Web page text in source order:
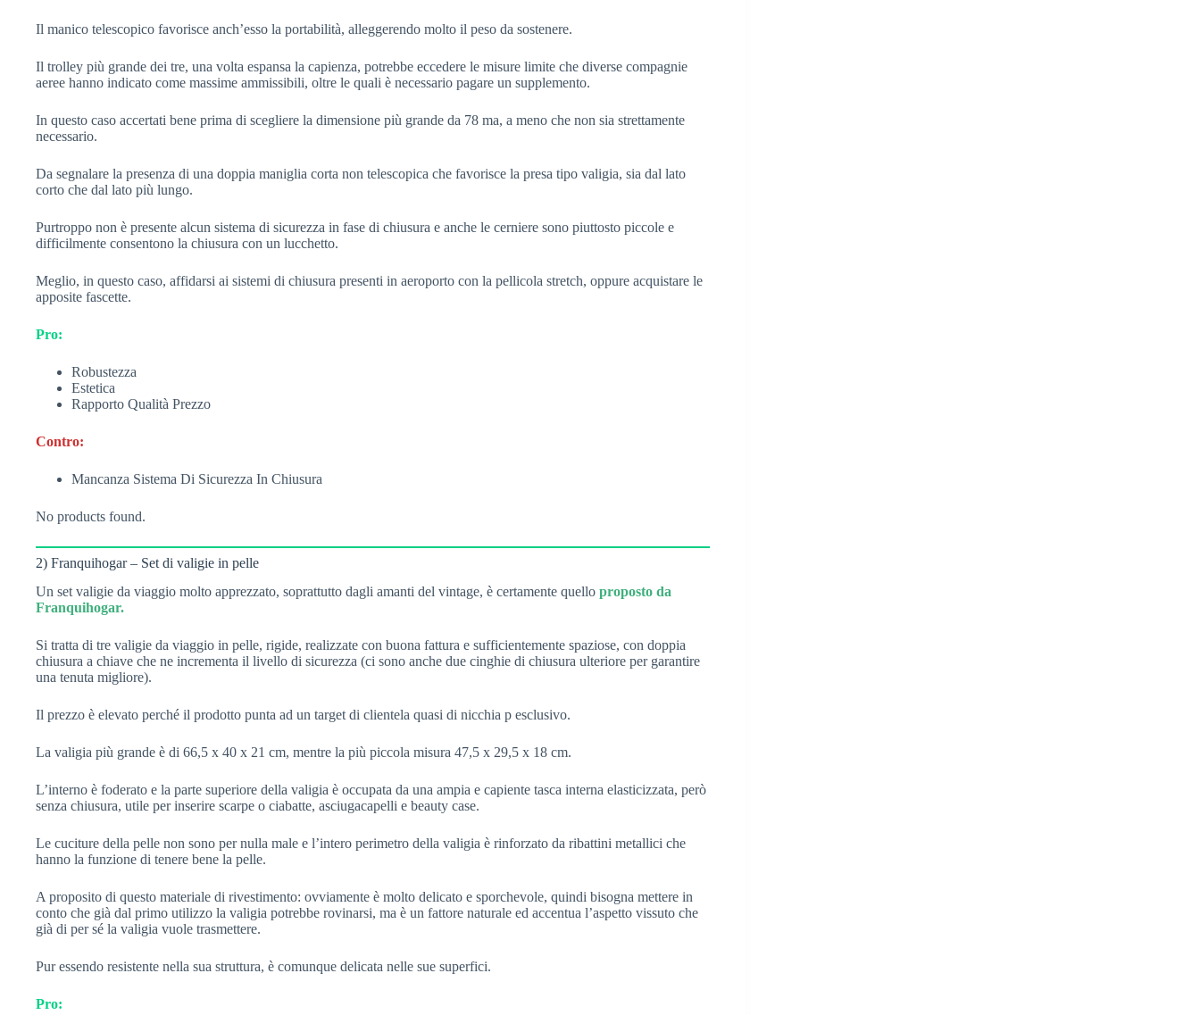
Il manico telescopico favorisce anch’esso la portabilità, alleggerendo molto il peso da sostenere.
Il trolley più grande dei tre, una volta espansa la capienza, potrebbe eccedere le misure limite che diverse compagnie
aeree hanno indicato come massime ammissibili, oltre le quali è necessario pagare un supplemento.
In questo caso accertati bene prima di scegliere la dimensione più grande da 78 ma, a meno che non sia strettamente
necessario.
Da segnalare la presenza di una doppia maniglia corta non telescopica che favorisce la presa tipo valigia, sia dal lato
corto che dal lato più lungo.
Purtroppo non è presente alcun sistema di sicurezza in fase di chiusura e anche le cerniere sono piuttosto piccole e
difficilmente consentono la chiusura con un lucchetto.
Meglio, in questo caso, affidarsi ai sistemi di chiusura presenti in aeroporto con la pellicola stretch, oppure acquistare le
apposite fascette.
Pro:
Robustezza
Estetica
Rapporto Qualità Prezzo
Contro:
Mancanza Sistema Di Sicurezza In Chiusura
No products found.
2) Franquihogar – Set di valigie in pelle
Un set valigie da viaggio molto apprezzato, soprattutto dagli amanti del vintage, è certamente quello proposto da
Franquihogar.
Si tratta di tre valigie da viaggio in pelle, rigide, realizzate con buona fattura e sufficientemente spaziose, con doppia
chiusura a chiave che ne incrementa il livello di sicurezza (ci sono anche due cinghie di chiusura ulteriore per garantire
una tenuta migliore).
Il prezzo è elevato perché il prodotto punta ad un target di clientela quasi di nicchia p esclusivo.
La valigia più grande è di 66,5 x 40 x 21 cm, mentre la più piccola misura 47,5 x 29,5 x 18 cm.
L’interno è foderato e la parte superiore della valigia è occupata da una ampia e capiente tasca interna elasticizzata, però
senza chiusura, utile per inserire scarpe o ciabatte, asciugacapelli e beauty case.
Le cuciture della pelle non sono per nulla male e l’intero perimetro della valigia è rinforzato da ribattini metallici che
hanno la funzione di tenere bene la pelle.
A proposito di questo materiale di rivestimento: ovviamente è molto delicato e sporchevole, quindi bisogna mettere in
conto che già dal primo utilizzo la valigia potrebbe rovinarsi, ma è un fattore naturale ed accentua l’aspetto vissuto che
già di per sé la valigia vuole trasmettere.
Pur essendo resistente nella sua struttura, è comunque delicata nelle sue superfici.
Pro: